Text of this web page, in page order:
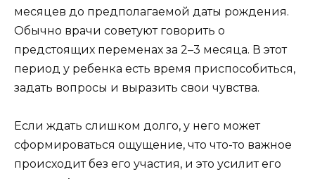
месяцев до предполагаемой даты рождения.
Обычно врачи советуют говорить о
предстоящих переменах за 2–3 месяца. В этот
период у ребенка есть время приспособиться,
задать вопросы и выразить свои чувства.
Если ждать слишком долго, у него может
сформироваться ощущение, что что-то важное
происходит без его участия, и это усилит его